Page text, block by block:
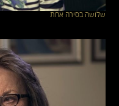
שלושה בסירה אחת